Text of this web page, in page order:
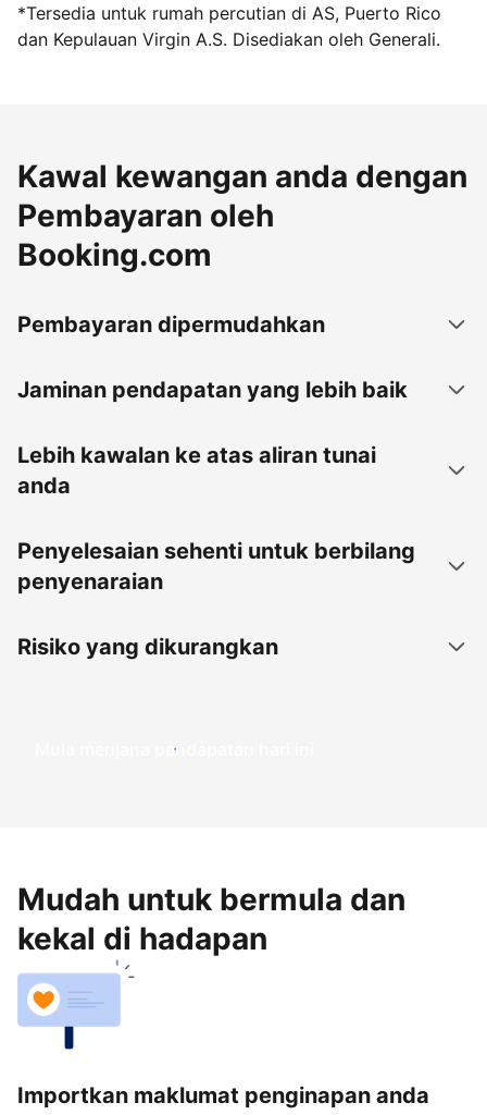
*Tersedia untuk rumah percutian di AS, Puerto Rico
dan Kepulauan Virgin A.S. Disediakan oleh Generali.
Kawal kewangan anda dengan
Pembayaran oleh
Booking.com
Pembayaran dipermudahkan
Jaminan pendapatan yang lebih baik
Lebih kawalan ke atas aliran tunai
anda
Penyelesaian sehenti untuk berbilang
penyenaraian
Risiko yang dikurangkan
Mula menjana pendapatan hari ini
Mudah untuk bermula dan
kekal di hadapan
Importkan maklumat penginapan anda